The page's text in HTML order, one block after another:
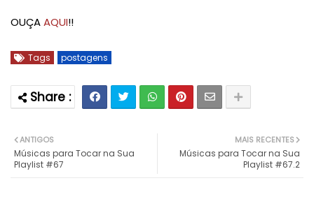
OUÇAAQUI!!
Tags postagens
MAIS RECENTES
Músicas para Tocar na Sua
Playlist #67.2
ANTIGOS
Músicas para Tocar na Sua
Playlist #67